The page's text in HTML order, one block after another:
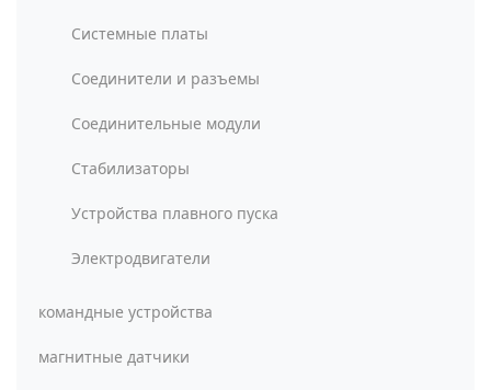
Системные платы
Соединители и разъемы
Соединительные модули
Стабилизаторы
Устройства плавного пуска
Электродвигатели
командные устройства
магнитные датчики